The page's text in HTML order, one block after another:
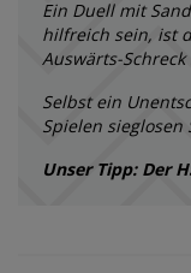
Ein Duell mit
hilfreich sein, ist
Auswärts-
Selbst ein
Spielen
Unser Tipp: Der